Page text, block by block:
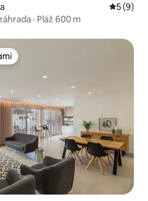
5 (9)
· Pláž 600 m